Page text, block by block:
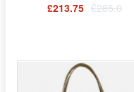
£213.75 £285.0